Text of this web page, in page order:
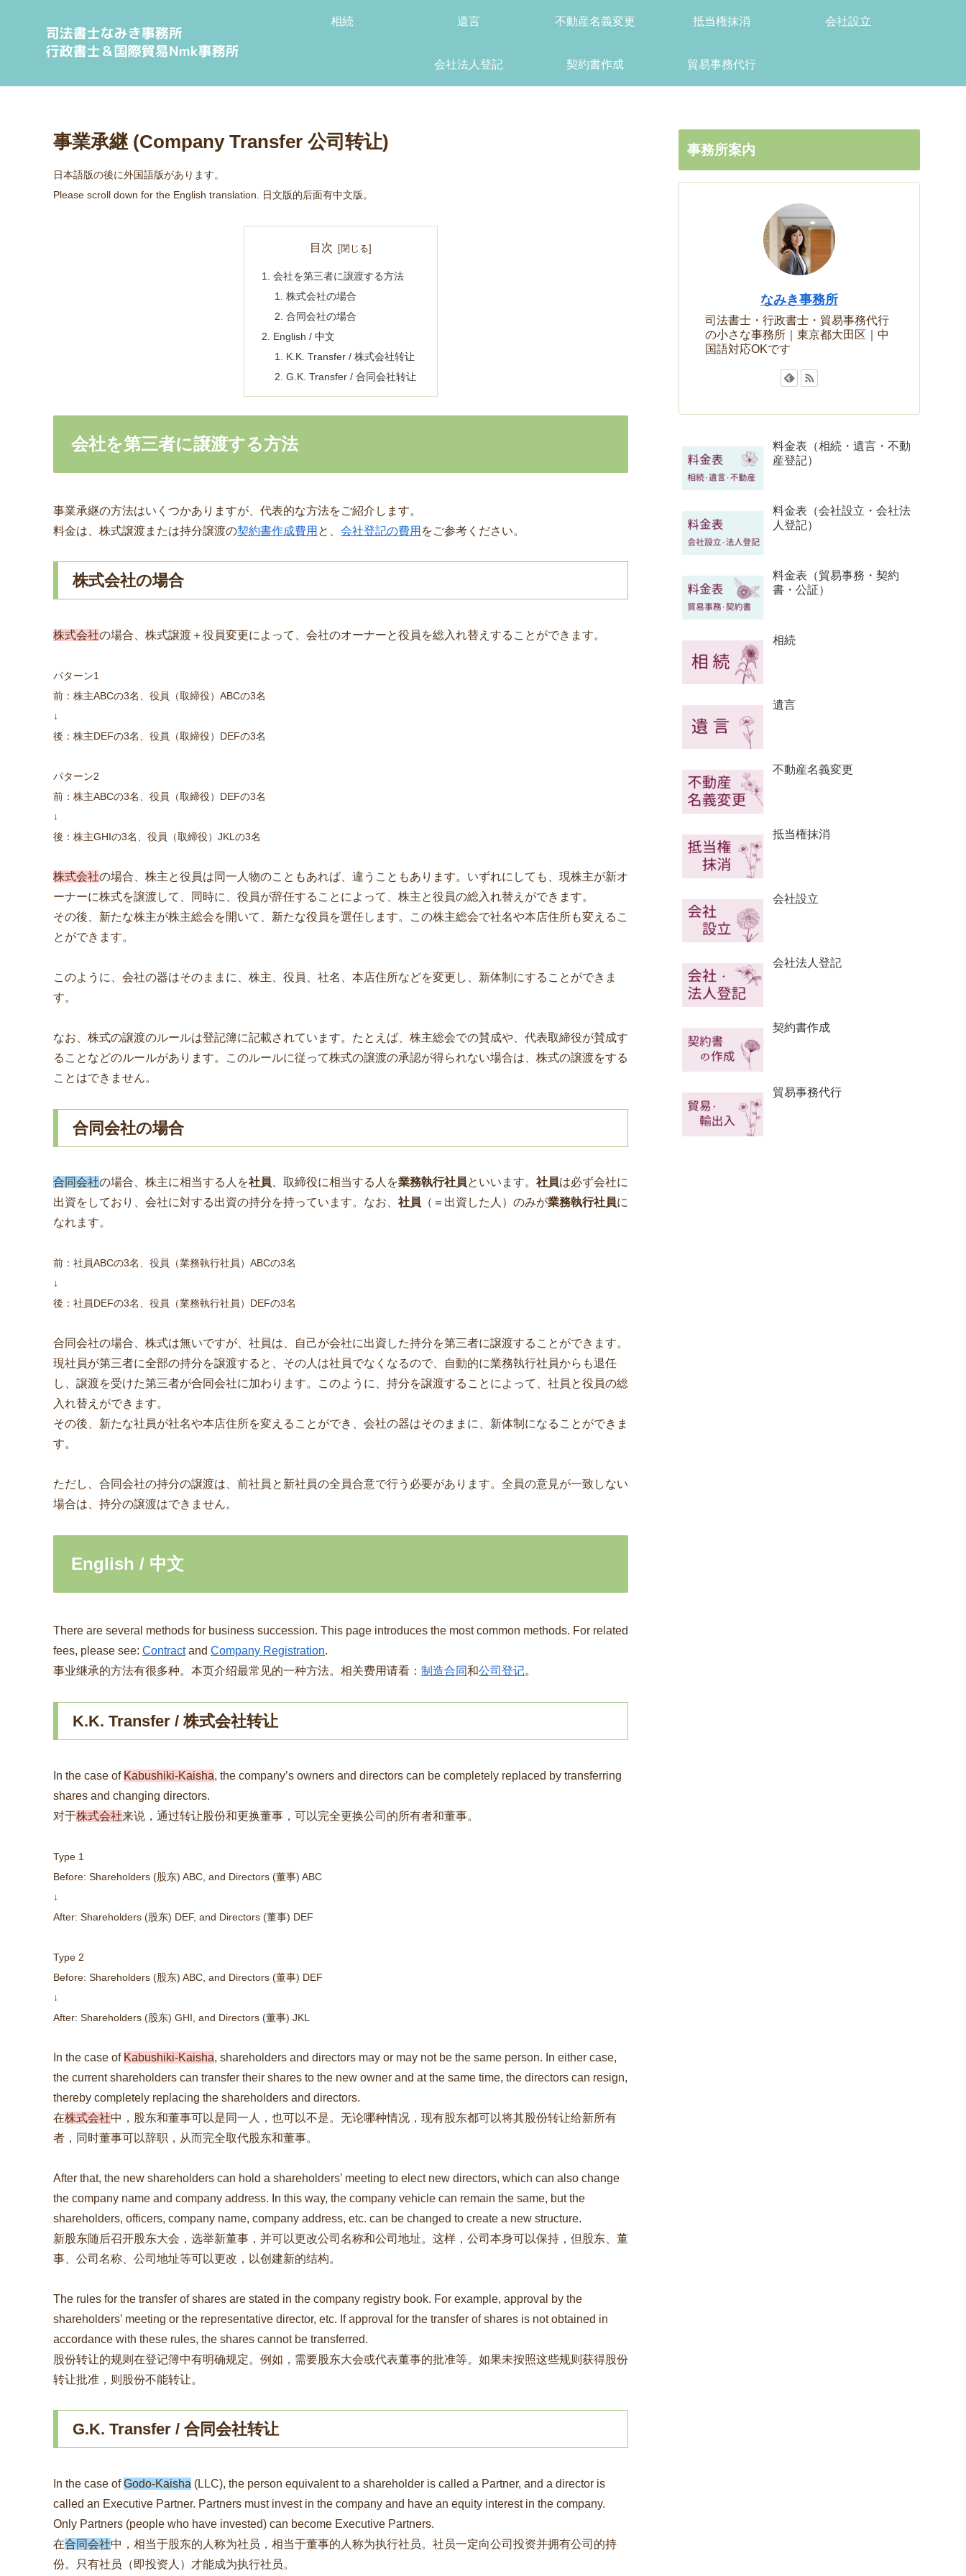
相続 遺言 不動産名義変更 抵当権抹消 会社設立
会社法人登記 契約書作成 貿易事務代行
事業承継 (Company Transfer 公司转让)
日本語版の後に外国語版があります。
Please scroll down for the English translation. 日文版的后面有中文版。
目次
会社を第三者に譲渡する方法
株式会社の場合
合同会社の場合
English / 中文
K.K. Transfer / 株式会社转让
G.K. Transfer / 合同会社转让
会社を第三者に譲渡する方法
事業承継の方法はいくつかありますが、代表的な方法をご紹介します。
料金は、株式譲渡または持分譲渡の契約書作成費用 と、 会社登記の費用 をご参考ください。
株式会社の場合
株式会社の場合、株式譲渡＋役員変更によって、会社のオーナーと役員を総入れ替えすることができます。
パターン1
前：株主ABCの3名、役員（取締役）ABCの3名
↓
後：株主DEFの3名、役員（取締役）DEFの3名
パターン2
前：株主ABCの3名、役員（取締役）DEFの3名
↓
後：株主GHIの3名、役員（取締役）JKLの3名
株式会社の場合、株主と役員は同一人物のこともあれば、違うこともあります。いずれにしても、現株主が新オ
ーナーに株式を譲渡して、同時に、役員が辞任することによって、株主と役員の総入れ替えができます。
その後、新たな株主が株主総会を開いて、新たな役員を選任します。この株主総会で社名や本店住所も変えるこ
とができます。
このように、会社の器はそのままに、株主、役員、社名、本店住所などを変更し、新体制にすることができま
す。
なお、株式の譲渡のルールは登記簿に記載されています。たとえば、株主総会での賛成や、代表取締役が賛成す
ることなどのルールがあります。このルールに従って株式の譲渡の承認が得られない場合は、株式の譲渡をする
ことはできません。
合同会社の場合
合同会社の場合、株主に相当する人を社員、取締役に相当する人を業務執行社員といいます。 社員は必ず会社に
出資をしており、会社に対する出資の持分を持っています。なお、 社員 （＝出資した人）のみが業務執行社員に
なれます。
前：社員ABCの3名、役員（業務執行社員）ABCの3名
↓
後：社員DEFの3名、役員（業務執行社員）DEFの3名
合同会社の場合、株式は無いですが、社員は、自己が会社に出資した持分を第三者に譲渡することができます。
現社員が第三者に全部の持分を譲渡すると、その人は社員でなくなるので、自動的に業務執行社員からも退任
し、譲渡を受けた第三者が合同会社に加わります。このように、持分を譲渡することによって、社員と役員の総
入れ替えができます。
その後、新たな社員が社名や本店住所を変えることができ、会社の器はそのままに、新体制になることができま
す。
ただし、合同会社の持分の譲渡は、前社員と新社員の全員合意で行う必要があります。全員の意見が一致しない
場合は、持分の譲渡はできません。
English / 中文
There are several methods for business succession. This page introduces the most common methods. For related
fees, please see: Contractand Company Registration.
事业继承的方法有很多种。本页介绍最常见的一种方法。相关费用请看： 制造合同和公司登记。
K.K. Transfer / 株式会社转让
In the case of Kabushiki-Kaisha, the company’s owners and directors can be completely replaced by transferring
shares and changing directors.
对于株式会社来说，通过转让股份和更换董事，可以完全更换公司的所有者和董事。
Type 1
Before: Shareholders (股东) ABC, and Directors (董事) ABC
↓
After: Shareholders (股东) DEF, and Directors (董事) DEF
Type 2
Before: Shareholders (股东) ABC, and Directors (董事) DEF
↓
After: Shareholders (股东) GHI, and Directors (董事) JKL
In the case of Kabushiki-Kaisha, shareholders and directors may or may not be the same person. In either case,
the current shareholders can transfer their shares to the new owner and at the same time, the directors can resign,
thereby completely replacing the shareholders and directors.
在株式会社中，股东和董事可以是同一人，也可以不是。无论哪种情况，现有股东都可以将其股份转让给新所有
者，同时董事可以辞职，从而完全取代股东和董事。
After that, the new shareholders can hold a shareholders’ meeting to elect new directors, which can also change
the company name and company address. In this way, the company vehicle can remain the same, but the
shareholders, officers, company name, company address, etc. can be changed to create a new structure.
新股东随后召开股东大会，选举新董事，并可以更改公司名称和公司地址。这样，公司本身可以保持，但股东、董
事、公司名称、公司地址等可以更改，以创建新的结构。
The rules for the transfer of shares are stated in the company registry book. For example, approval by the
shareholders’ meeting or the representative director, etc. If approval for the transfer of shares is not obtained in
accordance with these rules, the shares cannot be transferred.
股份转让的规则在登记簿中有明确规定。例如，需要股东大会或代表董事的批准等。如果未按照这些规则获得股份
转让批准，则股份不能转让。
G.K. Transfer / 合同会社转让
In the case ofGodo-Kaisha (LLC), the person equivalent to a shareholder is called a Partner, and a director is
called an Executive Partner. Partners must invest in the company and have an equity interest in the company.
Only Partners (people who have invested) can become Executive Partners.
在合同会社中，相当于股东的人称为社员，相当于董事的人称为执行社员。社员一定向公司投资并拥有公司的持
份。只有社员（即投资人）才能成为执行社员。
事務所案内
なみき事務所
司法書士・行政書士・貿易事務代行
の小さな事務所｜東京都大田区｜中
国語対応OKです
料金表（相続・遺言・不動
産登記）
料金表（会社設立・会社法
人登記）
料金表（貿易事務・契約
書・公証）
相続
遺言
不動産名義変更
抵当権抹消
会社設立
会社法人登記
契約書作成
貿易事務代行